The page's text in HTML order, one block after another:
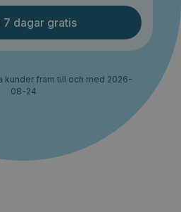
7 dagar gratis
kunder fram till och med 2026-
08-24